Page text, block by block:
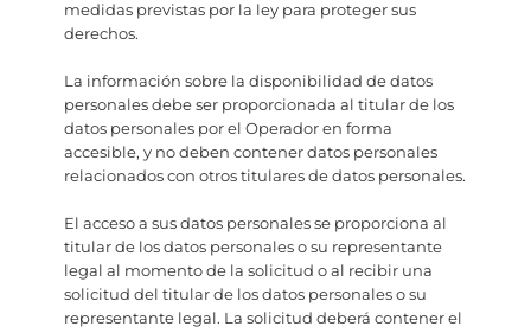
medidas previstas por la ley para proteger sus
derechos.
La información sobre la disponibilidad de datos
personales debe ser proporcionada al titular de los
datos personales por el Operador en forma
accesible, y no deben contener datos personales
relacionados con otros titulares de datos personales.
El acceso a sus datos personales se proporciona al
titular de los datos personales o su representante
legal al momento de la solicitud o al recibir una
solicitud del titular de los datos personales o su
representante legal. La solicitud deberá contener el